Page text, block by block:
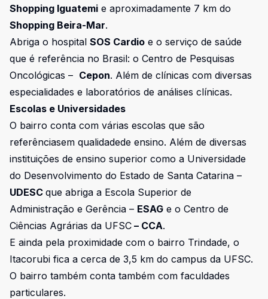
Shopping Iguatemi e aproximadamente 7 km do
Shopping Beira-Mar.
Abriga o hospital SOS Cardio e o serviço de saúde
que é referência no Brasil: o Centro de Pesquisas
Oncológicas – Cepon. Além de clínicas com diversas
especialidades e laboratórios de análises clínicas.
Escolas e Universidades
O bairro conta com várias escolas que são
referênciasem qualidadede ensino. Além de diversas
instituições de ensino superior como a Universidade
do Desenvolvimento do Estado de Santa Catarina –
UDESC que abriga a Escola Superior de
Administração e Gerência – ESAG e o Centro de
Ciências Agrárias da UFSC – CCA.
E ainda pela proximidade com o bairro Trindade, o
Itacorubi fica a cerca de 3,5 km do campus da UFSC.
O bairro também conta também com faculdades
particulares.